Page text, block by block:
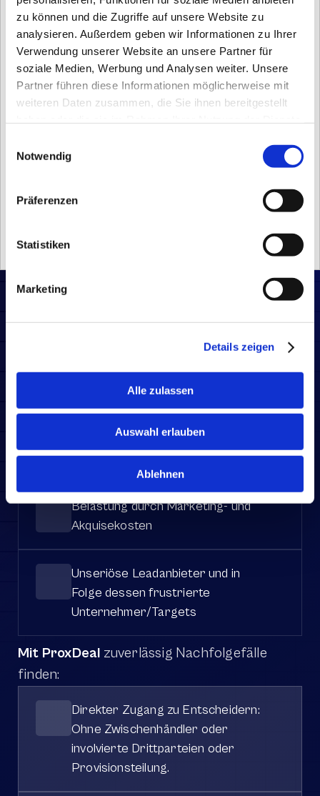
zu können und die Zugriffe auf unsere Website zu
analysieren. Außerdem geben wir Informationen zu Ihrer
Verwendung unserer Website an unsere Partner für
soziale Medien, Werbung und Analysen weiter. Unsere
Partner führen diese Informationen möglicherweise mit
weiteren Daten zusammen, die Sie ihnen bereitgestellt
Notwendig
Präferenzen
Statistiken
Marketing
Details zeigen
Alle zulassen
Auswahl erlauben
Ablehnen
Sie erhalten volle Kontrolle.
Gängige Probleme bei
der M&A-Mandatsakquise:
Hohe Konkurrenz zwischen
Beratern und Investoren
Belastung durch Marketing- und
Akquisekosten
Unseriöse Leadanbieter und in
Folge dessen frustrierte
Unternehmer/Targets
Mit ProxDeal zuverlässig Nachfolgefälle
finden:
Direkter Zugang zu Entscheidern:
Ohne Zwischenhändler oder
involvierte Drittparteien oder
Provisionsteilung.